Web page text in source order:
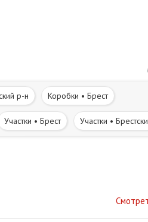
р-н Коробки • Брест
Участки • Брест Участки •